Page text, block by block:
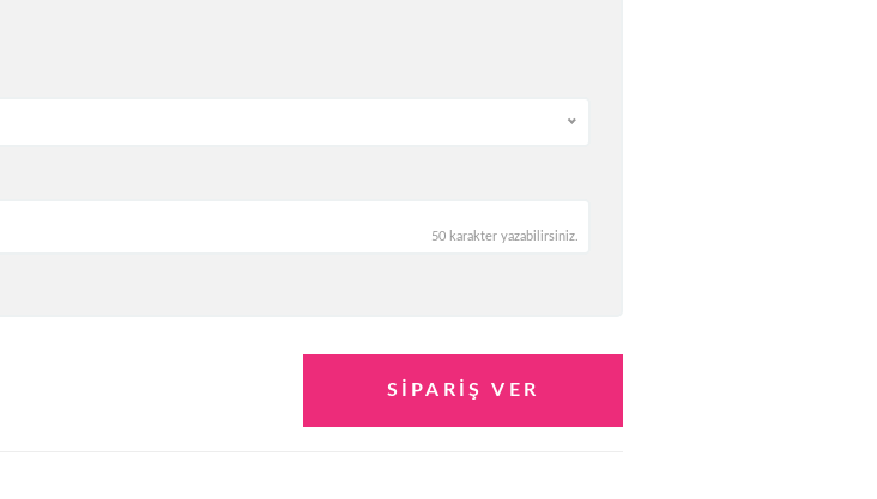
50 karakter yazabilirsiniz.